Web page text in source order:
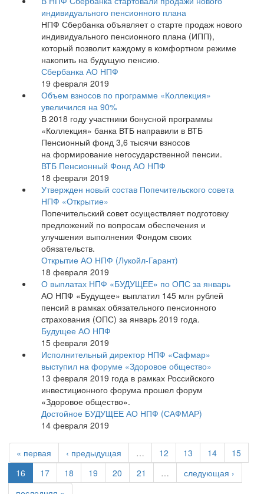
индивидуального пенсионного плана
НПФ Сбербанка объявляет о старте продаж нового
индивидуального пенсионного плана (ИПП),
который позволит каждому в комфортном режиме
накопить на будущую пенсию.
Сбербанка АО НПФ
19 февраля 2019
Объем взносов по программе «Коллекция»
увеличился на 90%
В 2018 году участники бонусной программы
«Коллекция» банка ВТБ направили в ВТБ
Пенсионный фонд 3,6 тысячи взносов
на формирование негосударственной пенсии.
ВТБ Пенсионный Фонд АО НПФ
18 февраля 2019
Утвержден новый состав Попечительского совета
НПФ «Открытие»
Попечительский совет осуществляет подготовку
предложений по вопросам обеспечения и
улучшения выполнения Фондом своих
обязательств.
Открытие АО НПФ (Лукойл-Гарант)
18 февраля 2019
О выплатах НПФ «БУДУЩЕЕ» по ОПС за январь
АО НПФ «Будущее» выплатил 145 млн рублей
пенсий в рамках обязательного пенсионного
страхования (ОПС) за январь 2019 года.
Будущее АО НПФ
15 февраля 2019
Исполнительный директор НПФ «Сафмар»
выступил на форуме «Здоровое общество»
13 февраля 2019 года в рамках Российского
инвестиционного форума прошел форум
«Здоровое общество».
Достойное БУДУЩЕЕ АО НПФ (САФМАР)
14 февраля 2019
« первая ‹ предыдущая … 12 13 14
15
16
17 18 19 20 21 …
следующая ›